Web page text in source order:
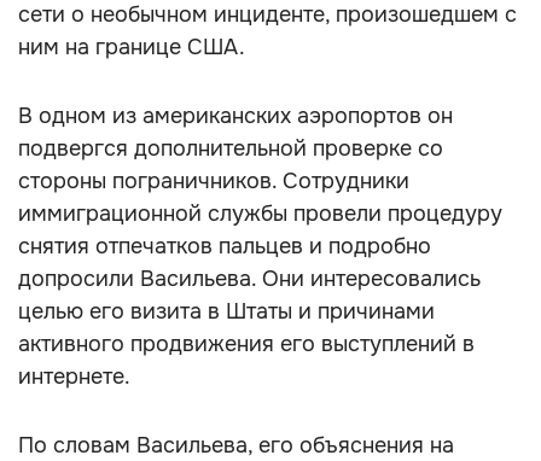
сети о необычном инциденте, произошедшем с
ним на границе США.
В одном из американских аэропортов он
подвергся дополнительной проверке со
стороны пограничников. Сотрудники
иммиграционной службы провели процедуру
снятия отпечатков пальцев и подробно
допросили Васильева. Они интересовались
целью его визита в Штаты и причинами
активного продвижения его выступлений в
интернете.
По словам Васильева, его объяснения на